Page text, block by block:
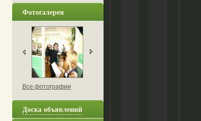
Фотогалерея
Все фотографии
Доска объявлений